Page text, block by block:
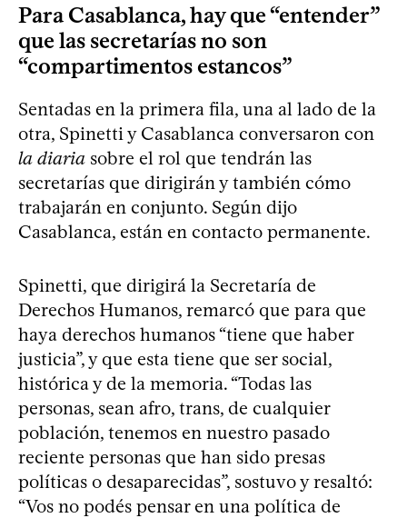
Para Casablanca, hay que “entender”
que las secretarías no son
“compartimentos estancos”
Sentadas en la primera fila, una al lado de la
otra, Spinetti y Casablanca conversaron con
la diaria sobre el rol que tendrán las
secretarías que dirigirán y también cómo
trabajarán en conjunto. Según dijo
Casablanca, están en contacto permanente.
Spinetti, que dirigirá la Secretaría de
Derechos Humanos, remarcó que para que
haya derechos humanos “tiene que haber
justicia”, y que esta tiene que ser social,
histórica y de la memoria. “Todas las
personas, sean afro, trans, de cualquier
población, tenemos en nuestro pasado
reciente personas que han sido presas
políticas o desaparecidas”, sostuvo y resaltó:
“Vos no podés pensar en una política de